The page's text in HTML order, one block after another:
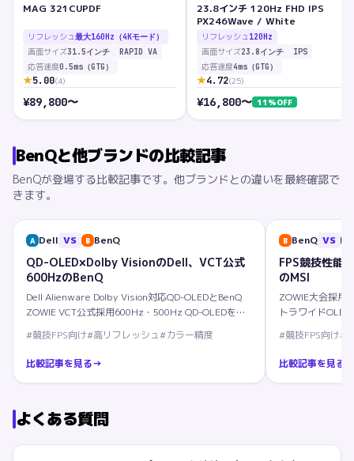
MAG 321CUPDF
リフレッシュ最大160Hz（4Kモード）
画面サイズ31.5インチ RAPID VA
応答速度0.5ms（GTG）
★5.00(4)
¥89,800〜
23.8インチ 120Hz FHD IPS
PX246Wave / White
リフレッシュ120Hz
画面サイズ23.8インチ IPS
応答速度4ms（GTG）
★4.72(25)
¥16,800〜 11 %OFF
BenQと他ブランドの比較記事
BenQが登場する比較記事です。他ブランドとの違いを最終確認で
きます。
A Dell VS B BenQ
QD-OLED×Dolby VisionのDell、VCT公式
600HzのBenQ
Dell Alienware Dolby Vision対応QD-OLEDとBenQ
ZOWIE VCT公式採用600Hz・500Hz QD-OLEDを用
#競技FPS向け#高リフレッシュ#カラー精度
比較記事を見る→
B BenQ VS
FPS競技性能
のMSI
ZOWIE大会採用
トラワイド
#競技FPS向け#
比較記事を見る
よくある質問